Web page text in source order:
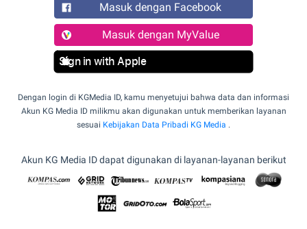
Masuk dengan Facebook
Masuk dengan MyValue
Sign in with Apple
Dengan login di KGMedia ID, kamu menyetujui bahwa data dan informasi
Akun KG Media ID milikmu akan digunakan untuk memberikan layanan
sesuai Kebijakan Data Pribadi KG Media .
Akun KG Media ID dapat digunakan di layanan-layanan berikut